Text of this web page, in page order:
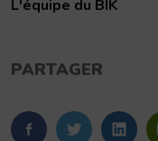
L'équipe du BIK
PARTAGER